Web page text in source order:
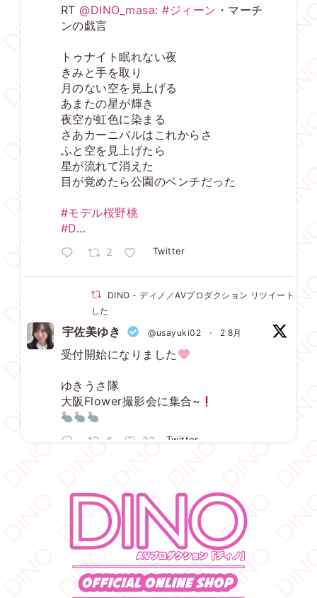
RT@DINO_masa:#ジィーン ・マーチ
ンの戯言
トゥナイト眠れない夜
きみと手を取り
月のない空を見上げる
あまたの星が輝き
夜空が虹色に染まる
さあカーニバルはこれからさ
ふと空を見上げたら
星が流れて消えた
目が覚めたら公園のベンチだった
#モデル桜野桃
#D…
2 Twitter
DINO - ディノ／AVプロダクション リツイートされ
した
宇佐美ゆき @usayuki02 · 2 8月
受付開始になりました
ゆきうさ隊
大阪Flower撮影会に集合~
6 22 Twitter
した
宇佐美ゆき @usayuki02 3 8月
【満枠完売】
ありがとうございます
いっぱい楽しみましょうね